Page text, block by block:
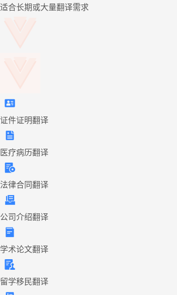
适合长期或大量翻译需求
证件证明翻译
医疗病历翻译
法律合同翻译
公司介绍翻译
学术论文翻译
留学移民翻译